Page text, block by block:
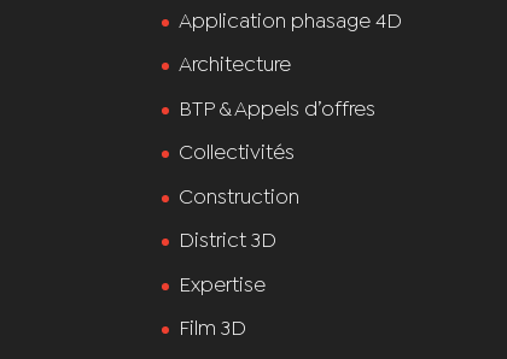
Application phasage 4D
Architecture
BTP & Appels d’offres
Collectivités
Construction
District 3D
Expertise
Film 3D